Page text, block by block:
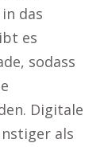
das
es
sodass
Digitale
als